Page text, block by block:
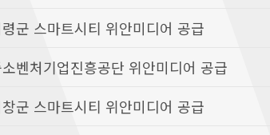
군 스마트시티 위안미디어 공급
벤처기업진흥공단 위안미디어 공급
군 스마트시티 위안미디어 공급